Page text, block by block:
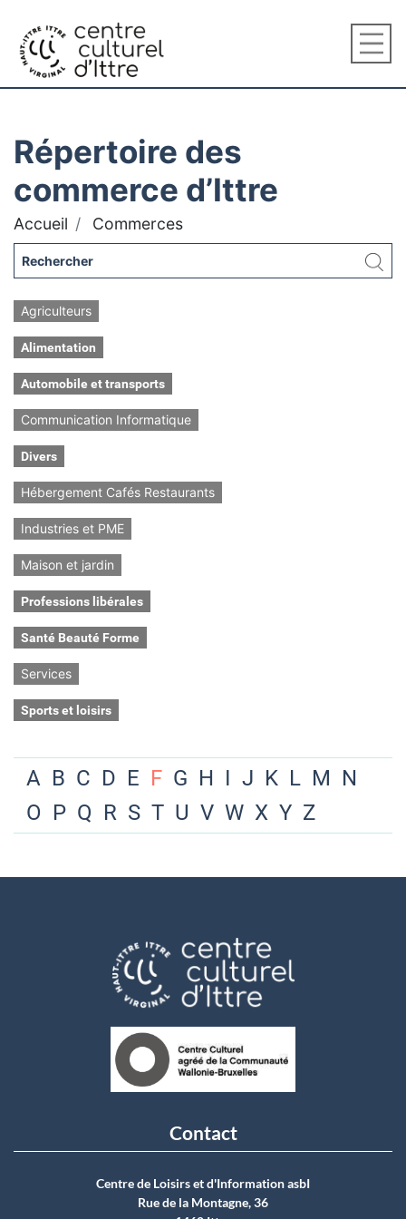
Répertoire des
commerce d’Ittre
Accueil Commerces
Agriculteurs
Alimentation
Automobile et transports
Communication Informatique
Divers
Hébergement Cafés Restaurants
Industries et PME
Maison et jardin
Professions libérales
Santé Beauté Forme
Services
Sports et loisirs
A B C D E F G H I J K L M N
O P Q R S T U V W X Y Z
Contact
Centre de Loisirs et d'Information asbI
Rue de la Montagne, 36